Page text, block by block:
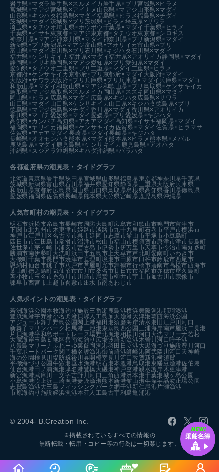
岩手県×マダラ 岩手県×スルメイカ 岩手県×ブリ宮城県×ヒラメ
宮城県×マアジ宮城県×アイナメ 山形県×マアジ山形県×マダイ
山形県×キジハタ福島県×マダイ福島県×ヒラメ福島県×チダイ
茨城県×マダイ 茨城県×ブリ茨城県×ヒラメ埼玉県×サワラ
埼玉県×タチウオ埼玉県×ホウボウ 千葉県×マダイ 千葉県×ヒラメ
千葉県×イサキ 東京都×マアジ 東京都×タチウオ東京都×シロギス
神奈川県×マアジ神奈川県×マダイ 神奈川県×ブリ 新潟県×マダイ
新潟県×ブリ 新潟県×マアジ富山県×アオリイカ富山県×ブリ
富山県×マダイ 石川県×ブリ石川県×キジハタ 石川県×マダイ
福井県×ケンサキイカ 福井県×マダイ福井県×アオリイカ 静岡県×マダイ
静岡県×イサキ 静岡県×マアジ愛知県×ブリ愛知県×マダイ
愛知県×タチウオ三重県×ブリ 三重県×マダイ 三重県×ヒラメ
京都府×ケンサキイカ 京都府×ブリ 京都府×マダイ 大阪府×マダイ
大阪府×サワラ 大阪府×ブリ兵庫県×ブリ兵庫県×マダイ兵庫県×マダコ
和歌山県×マダイ和歌山県×マアジ和歌山県×ブリ 鳥取県×ケンサキイカ
鳥取県×マアジ鳥取県×スルメイカ 岡山県×スズキ 岡山県×マダイ
岡山県×ヒラメ 広島県×マダイ 広島県×キジハタ 広島県×サワラ
山口県×マダイ 山口県×ケンサキイカ 山口県×キジハタ 徳島県×ブリ
徳島県×マアジ徳島県×チダイ 香川県×マダイ 香川県×アオリイカ
香川県×マゴチ愛媛県×マダイ 愛媛県×ブリ愛媛県×キジハタ
高知県×カンパチ高知県×アカアマダイ 高知県×イサキ福岡県×マダイ
福岡県×ヤリイカ福岡県×ケンサキイカ 佐賀県×マダイ 佐賀県×ヒラマサ
佐賀県×アカアマダイ 長崎県×マダイ長崎県×キジハタ
長崎県×オオモンハタ 熊本県×マダイ 熊本県×ヒラメ 熊本県×メバル
鹿児島県×マダイ 鹿児島県×ケンサキイカ 鹿児島県×アオハタ
沖縄県×スジアラ沖縄県×キハダ沖縄県×バラハタ
各都道府県の潮見表 ・タイドグラフ
北海道青森県岩手県秋田県宮城県山形県福島県東京都神奈川県千葉県
茨城県新潟県富山県石川県福井県愛知県静岡県三重県大阪府兵庫県
和歌山県京都府広島県 岡山県山口県鳥取県島根県高知県香川県徳島県
愛媛県福岡県佐賀県長崎県熊本県大分県宮崎県鹿児島県沖縄県
人気市町村の潮見表・タイドグラフ
明石市浜松市糸島市長崎市周防大島町広島市和歌山市鳴門市富津市
下関市北九州市木更津市姫路市淡路市九十九里町石巻市平戸市横浜市
神戸市江戸川区 名古屋市呉市延岡市志摩市館山市平塚市小豆島町
四日市市江田島市常滑市沼津市松山市福山市横須賀市唐津市津市長島町
佐世保市茅ヶ崎市浦安市宮古島市伊勢市伊万里市天草市今治市南知多町
勝浦市南伊勢町大洗町浜田市五島市 上天草市芦北町愛南町いわき市
大磯町千葉市長門市焼津市亘理町境港市 田原市 臼杵市鈴鹿市西尾市
恩納村仙台市銚子市八戸市芦屋町光市舞鶴市行橋市碧南市高松市西海市
葉山町徳之島町気仙沼市市川市桑名市廿日市市福岡市赤穂市屋久島町
苫小牧市玉名市糸魚川市川崎市尾鷲市柳井市宇土市加古川市宗像市
諫早市西宮市 上越市倉敷市出水市南あわじ市
人気ポイントの潮見表・タイドグラフ
若洲海浜公園本牧海釣り施設三番瀬 鹿島港横浜舞阪漁港 那珂湊港
豊浜漁港宇野港小名浜港 貝塚人工島 加太漁港 大津港葛西海浜公園
アジュール舞子野島公園 閖上港福田港須磨海岸清水港 旧江戸川河口
新舞子マリンパーク 相馬港 三池港東扇島西公園 三浦海岸南芦屋浜二見港
片貝漁港平和島ボートレース場野北漁港相模川河口 大洗マリーナ若松
大蔵海岸玉島Ｅ地区 碧南海釣り広場波崎新漁港木曽川河口 呼子港
八景島マリーナふれーゆ裏飯岡漁港羽田 日立港 大黒海づり施設豊川河口
千葉ポートパーク 関門橋名護漁港御前崎港師崎港 阿武隈川河口 天神崎
海の公園検見川堤防筑後川昇開橋室見川河口敦賀新港横須賀
平磯海づり公園 牛窓港垂水漁港 明石港本渡港鳥取港 東幡豆漁港佐伯港
仙台漁港 田ノ浦漁港津名港 豊橋 大磯港神戸空港親水護岸木更津港
新宮漁港武庫川一文字吉野川河口 三角西港洲本港千葉港城ヶ島公園
小島漁港吹上浜三崎漁港妻鹿漁港熊本新港館山港牛深宇品波止場公園
志賀島漁港 大三島フィッシングパーク網干港 新仁尾港 片瀬漁港
市原海釣り施設姪浜漁港本荘人工島古宇利島亀浦港
© 2004- B.Creation Inc.
※掲載されているすべての情報の
無断転載・転用・コピー等の行為は一切禁じます。